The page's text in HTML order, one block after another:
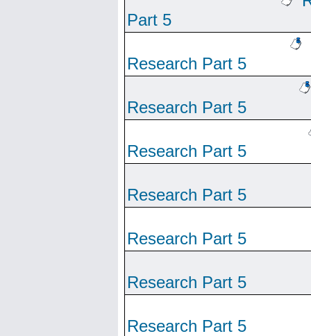
Part 5
Research Part 5
Research Part 5
Research Part 5
Research Part 5
Research Part 5
Research Part 5
Research Part 5